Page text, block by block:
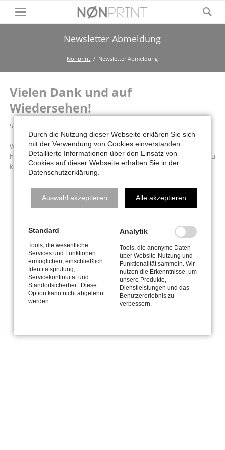
Newsletter Abmeldung
Nonprint Newsletter Abmeldung
Vielen Dank und auf
Wiedersehen!
Sie haben sich von unserem Newsletter abgemeldet. Schade!
Wir hoffen, dass Ihnen unsere Dienstleistungen dennoch gefallen
haben, und würden uns freuen, doch irgendwie in Kontakt bleiben zu
können.
NAVIGATION
ÜBERSPRINGEN
HOME DESIGN DEVELOPMENT
DATENSCHUTZ
UNSER WORKFLOW
UNSER PORTFOLIO KONTAKT
Impressum|Datenschutz| © Copyright 2026
Durch die Nutzung dieser Webseite erklären Sie sich
mit der Verwendung von Cookies einverstanden.
Detaillierte Informationen über den Einsatz von
Cookies auf dieser Webseite erhalten Sie in der
Datenschutzerklärung.
Auswahl akzeptieren Alle akzeptieren
Standard
Tools, die wesentliche
Services und Funktionen
ermöglichen, einschließlich
Identitätsprüfung,
Servicekontinuität und
Standortsicherheit. Diese
Option kann nicht abgelehnt
werden.
Analytik
Tools, die anonyme Daten
über Website-Nutzung und -
Funktionalität sammeln. Wir
nutzen die Erkenntnisse, um
unsere Produkte,
Dienstleistungen und das
Benutzererlebnis zu
verbessern.